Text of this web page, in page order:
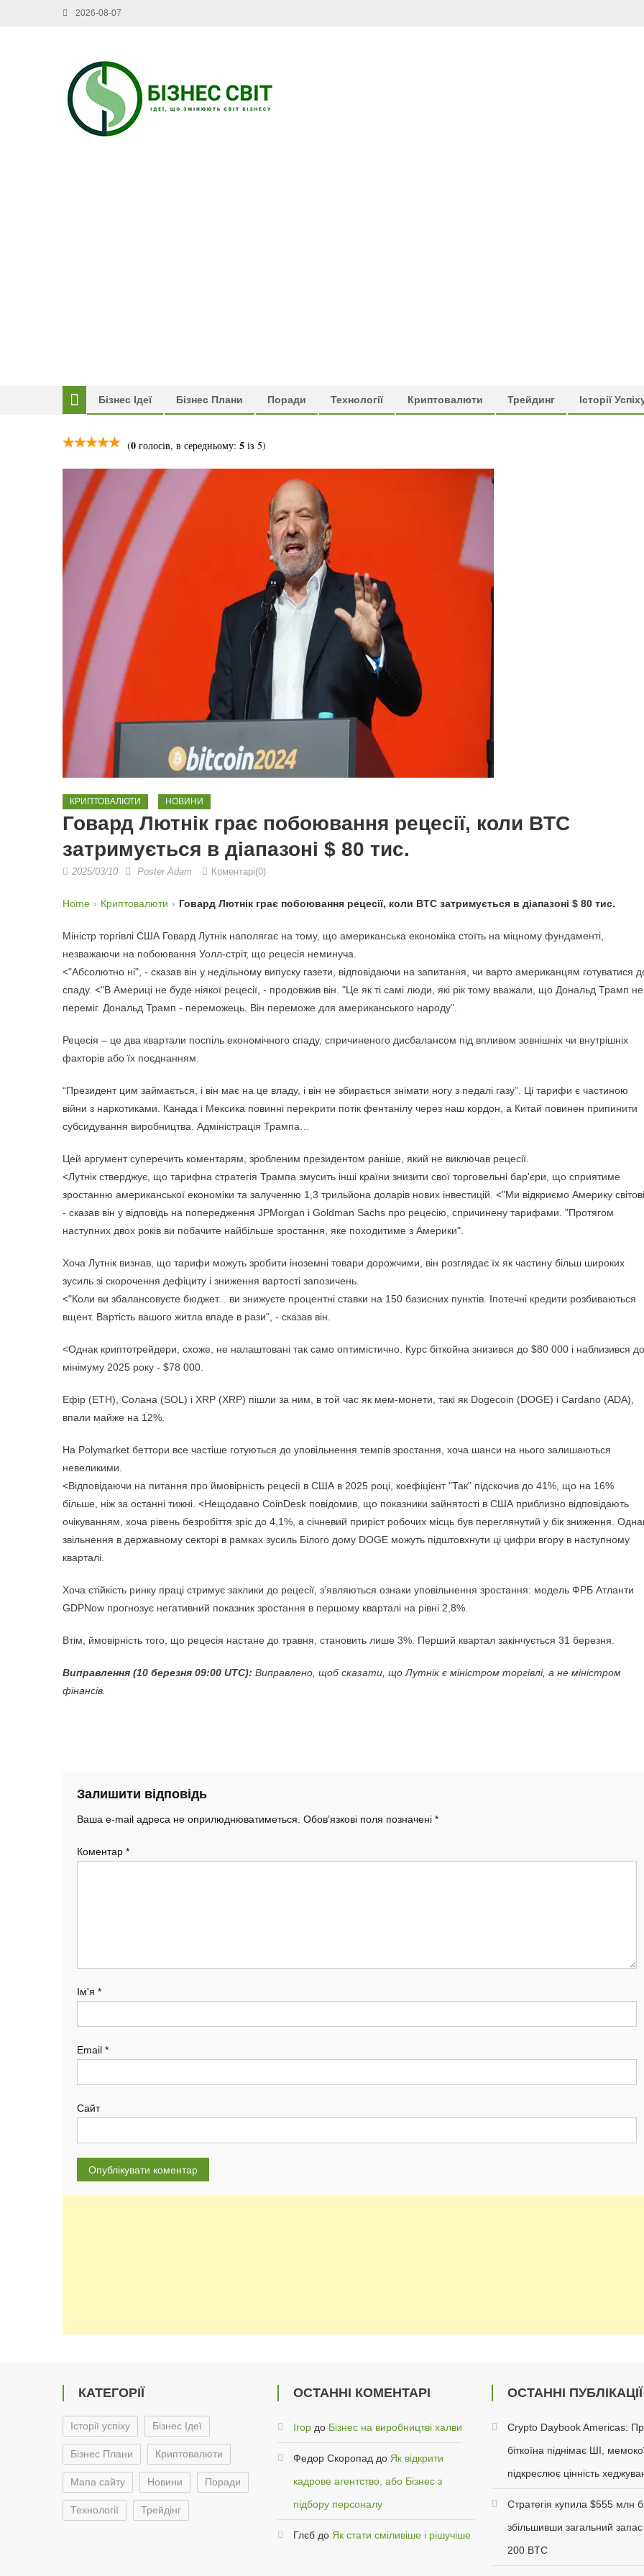
2026-08-07
Бізнес Ідеї Бізнес Плани Поради Технології Криптовалюти Трейдинг Історії
(0 голосів, в середньому: 5 із 5)
КРИПТОВАЛЮТИ НОВИНИ
Говард Лютнік грає побоювання рецесії, коли BTC
затримується в діапазоні $ 80 тис.
2025/03/10 Poster Adam Коментарі(0)
Home Криптовалюти Говард Лютнік грає побоювання рецесії, коли BTC затримується в діапазоні $ 80 тис.
Міністр торгівлі США Говард Лутнік наполягає на тому, що американська економіка стоїть на міцному фундаменті,
незважаючи на побоювання Уолл-стріт, що рецесія неминуча.
<"Абсолютно ні", - сказав він у недільному випуску газети, відповідаючи на запитання, чи варто американцям готуватися
спаду. <"В Америці не буде ніякої рецесії, - продовжив він. "Це як ті самі люди, які рік тому вважали, що Дональд Трамп не
переміг. Дональд Трамп - переможець. Він переможе для американського народу".
Рецесія – це два квартали поспіль економічного спаду, спричиненого дисбалансом під впливом зовнішніх чи внутрішніх
факторів або їх поєднанням.
“Президент цим займається, і він має на це владу, і він не збирається знімати ногу з педалі газу”. Ці тарифи є частиною
війни з наркотиками. Канада і Мексика повинні перекрити потік фентанілу через наш кордон, а Китай повинен припинити
субсидування виробництва. Адміністрація Трампа…
Цей аргумент суперечить коментарям, зробленим президентом раніше, який не виключав рецесії.
<Лутнік стверджує, що тарифна стратегія Трампа змусить інші країни знизити свої торговельні бар'єри, що сприятиме
зростанню американської економіки та залученню 1,3 трильйона доларів нових інвестицій. <"Ми відкриємо Америку
- сказав він у відповідь на попередження JPMorgan і Goldman Sachs про рецесію, спричинену тарифами. "Протягом
наступних двох років ви побачите найбільше зростання, яке походитиме з Америки".
Хоча Лутнік визнав, що тарифи можуть зробити іноземні товари дорожчими, він розглядає їх як частину більш широких
зусиль зі скорочення дефіциту і зниження вартості запозичень.
<"Коли ви збалансовуєте бюджет... ви знижуєте процентні ставки на 150 базисних пунктів. Іпотечні кредити розбиваються
вщент. Вартість вашого житла впаде в рази", - сказав він.
<Однак криптотрейдери, схоже, не налаштовані так само оптимістично. Курс біткойна знизився до $80 000 і наблизився до
мінімуму 2025 року - $78 000.
Ефір (ETH), Солана (SOL) і XRP (XRP) пішли за ним, в той час як мем-монети, такі як Dogecoin (DOGE) і Cardano (ADA),
впали майже на 12%.
На Polymarket беттори все частіше готуються до уповільнення темпів зростання, хоча шанси на нього залишаються
невеликими.
<Відповідаючи на питання про ймовірність рецесії в США в 2025 році, коефіцієнт "Так" підскочив до 41%, що на 16%
більше, ніж за останні тижні. <Нещодавно CoinDesk повідомив, що показники зайнятості в США приблизно відповідають
очікуванням, хоча рівень безробіття зріс до 4,1%, а січневий приріст робочих місць був переглянутий у бік зниження.
звільнення в державному секторі в рамках зусиль Білого дому DOGE можуть підштовхнути ці цифри вгору в наступному
кварталі.
Хоча стійкість ринку праці стримує заклики до рецесії, з’являються ознаки уповільнення зростання: модель ФРБ Атланти
GDPNow прогнозує негативний показник зростання в першому кварталі на рівні 2,8%.
Втім, ймовірність того, що рецесія настане до травня, становить лише 3%. Перший квартал закінчується 31 березня.
Виправлення (10 березня 09:00 UTC): Виправлено, щоб сказати, що Лутнік є міністром торгівлі, а не міністром
фінансів.
Залишити відповідь
Ваша e-mail адреса не оприлюднюватиметься. Обов’язкові поля позначені *
Коментар *
Ім'я *
Email *
Сайт
КАТЕГОРІЇ
Історії успіху Бізнес Ідеї
Бізнес Плани Криптовалюти
Мапа сайту Новини Поради
Технології Трейдінг
ОСТАННІ КОМЕНТАРІ
Ігордо Бізнес на виробництві халви
Федор Скоропад до Як відкрити
кадрове агентство, або Бізнес з
підбору персоналу
Глєбдо Як стати сміливіше і рішучіше
ОСТАННІ ПУБЛІКАЦІЇ
Crypto Daybook Americas:
біткоїна піднімає ШІ,
підкреслює цінність
Стратегія купила $555 млн
збільшивши загальний
200 BTC